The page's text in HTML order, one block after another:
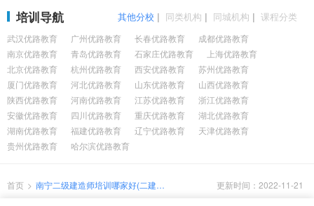
其他分校 | 同类机构 | 同城机构 | 课程分类
培训导航
武汉优路教育 广州优路教育 长春优路教育
成都优路教育
南京优路教育
青岛优路教育 石家庄优路教育
上海优路教育
北京优路教育
杭州优路教育 西安优路教育
苏州优路教育
厦门优路教育
河北优路教育 山东优路教育
山西优路教育
陕西优路教育
河南优路教育 江苏优路教育
浙江优路教育
安徽优路教育
四川优路教育 重庆优路教育
湖北优路教育
湖南优路教育
福建优路教育 辽宁优路教育
天津优路教育
贵州优路教育
哈尔滨优路教育
首页 > 南宁二级建造师培训哪家好(二建课
更新时间：2022-11-21